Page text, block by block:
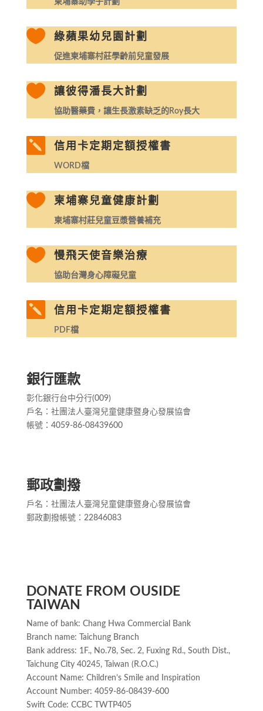
柬埔寨助學子計劃
 綠蘋果幼兒園計劃
促進柬埔寨村莊學齡前兒童發展
 讓彼得潘長大計劃
協助醫藥費，讓生長激素缺乏的Roy長大
 信用卡定期定額授權書
WORD檔
 柬埔寨兒童健康計劃
柬埔寨村莊兒童豆漿營養補充
 慢飛天使音樂治療
協助台灣身心障礙兒童
 信用卡定期定額授權書
PDF檔
銀行匯款
彰化銀行台中分行(009)
戶名：社團法人臺灣兒童健康暨身心發展協會
帳號：4059-86-08439600
郵政劃撥
戶名：社團法人臺灣兒童健康暨身心發展協會
郵政劃撥帳號：22846083
DONATE FROM OUSIDE
TAIWAN
Name of bank: Chang Hwa Commercial Bank
Branch name: Taichung Branch
Bank address: 1F., No.78, Sec. 2, Fuxing Rd., South Dist.,
Taichung City 40245, Taiwan (R.O.C.)
Account Name: Children’s Smile and Inspiration
Account Number: 4059-86-08439-600
Swift Code: CCBC TWTP405